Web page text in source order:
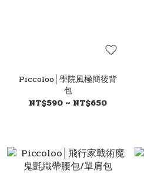
Piccoloo│學院風極簡後背
包
NT$590 ~ NT$650